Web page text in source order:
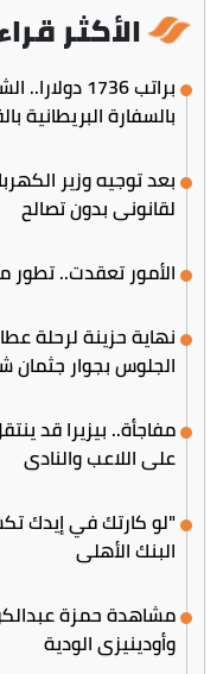
الأكثر
براتب 1736
بالسفارة البريطانية
بعد توجيه وزير
لقانوني بدون تصالح
الأمور تعقدت.. تطور
نهاية حزينة لرحلة
الجلوس بجوار جثمان
مفاجأة.. بيزيرا قد
على اللاعب والنادي
البنك الأهلي
مشاهدة حمزة
وأودينيزي الودية